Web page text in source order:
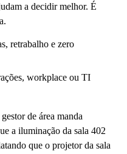
a decidir melhor. É
retrabalho e zero
workplace ou TI
gestor de área manda
a iluminação da sala 402
que o projetor da sala